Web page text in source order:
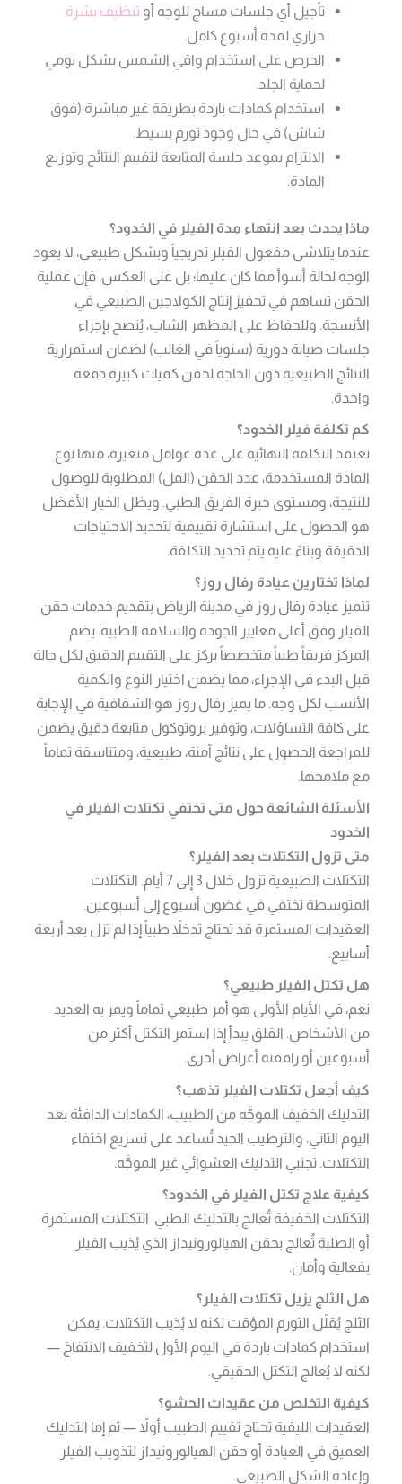
تأجيل أي جلسات مساج للوجه أو تنظيف بشرة
حراري لمدة أسبوع كامل.
الحرص على استخدام واقي الشمس بشكل يومي
لحماية الجلد.
استخدام كمادات باردة بطريقة غير مباشرة (فوق
شاش) في حال وجود تورم بسيط.
الالتزام بموعد جلسة المتابعة لتقييم النتائج وتوزيع
المادة.
ماذا يحدث بعد انتهاء مدة الفيلر في الخدود؟
عندما يتلاشى مفعول الفيلر تدريجياً وبشكل طبيعي، لا يعود
الوجه لحالة أسوأ مما كان عليها؛ بل على العكس، فإن عملية
الحقن تساهم في تحفيز إنتاج الكولاجين الطبيعي في
الأنسجة. وللحفاظ على المظهر الشاب، يُنصح بإجراء
جلسات صيانة دورية (سنوياً في الغالب) لضمان استمرارية
النتائج الطبيعية دون الحاجة لحقن كميات كبيرة دفعة
واحدة.
كم تكلفة فيلر الخدود؟
تعتمد التكلفة النهائية على عدة عوامل متغيرة، منها نوع
المادة المستخدمة، عدد الحقن (المل) المطلوبة للوصول
للنتيجة، ومستوى خبرة الفريق الطبي. ويظل الخيار الأفضل
هو الحصول على استشارة تقييمية لتحديد الاحتياجات
الدقيقة وبناءً عليه يتم تحديد التكلفة.
لماذا تختارين عيادة رفال روز؟
تتميز عيادة رفال روز في مدينة الرياض بتقديم خدمات حقن
الفيلر وفق أعلى معايير الجودة والسلامة الطبية. يضم
المركز فريقاً طبياً متخصصاً يركز على التقييم الدقيق لكل حالة
قبل البدء في الإجراء، مما يضمن اختيار النوع والكمية
الأنسب لكل وجه. ما يميز رفال روز هو الشفافية في الإجابة
على كافة التساؤلات، وتوفير بروتوكول متابعة دقيق يضمن
للمراجعة الحصول على نتائج آمنة، طبيعية، ومتناسقة تماماً
مع ملامحها.
الأسئلة الشائعة حول متى تختفي تكتلات الفيلر في
الخدود
متى تزول التكتلات بعد الفيلر؟
التكتلات الطبيعية تزول خلال 3 إلى 7 أيام. التكتلات
المتوسطة تختفي في غضون أسبوع إلى أسبوعين.
العقيدات المستمرة قد تحتاج تدخلاً طبياً إذا لم تزل بعد أربعة
أسابيع.
هل تكتل الفيلر طبيعي؟
نعم، في الأيام الأولى هو أمر طبيعي تماماً ويمر به العديد
من الأشخاص. القلق يبدأ إذا استمر التكتل أكثر من
أسبوعين أو رافقته أعراض أخرى.
كيف أجعل تكتلات الفيلر تذهب؟
التدليك الخفيف الموجَّه من الطبيب، الكمادات الدافئة بعد
اليوم الثاني، والترطيب الجيد تُساعد على تسريع اختفاء
التكتلات. تجنبي التدليك العشوائي غير الموجَّه.
كيفية علاج تكتل الفيلر في الخدود؟
التكتلات الخفيفة تُعالج بالتدليك الطبي. التكتلات المستمرة
أو الصلبة تُعالج بحقن الهيالورونيداز الذي يُذيب الفيلر
بفعالية وأمان.
هل الثلج يزيل تكتلات الفيلر؟
الثلج يُقلّل التورم المؤقت لكنه لا يُذيب التكتلات. يمكن
استخدام كمادات باردة في اليوم الأول لتخفيف الانتفاخ —
لكنه لا يُعالج التكتل الحقيقي.
كيفية التخلص من عقيدات الحشو؟
العقيدات الليفية تحتاج تقييم الطبيب أولاً — ثم إما التدليك
العميق في العيادة أو حقن الهيالورونيداز لتذويب الفيلر
وإعادة الشكل الطبيعي.